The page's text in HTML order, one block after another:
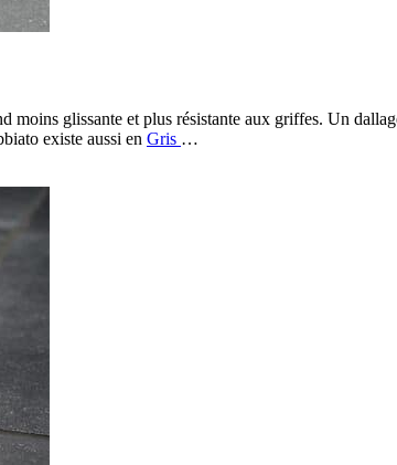
moins glissante et plus résistante aux griffes. Un
existe aussi en Gris …